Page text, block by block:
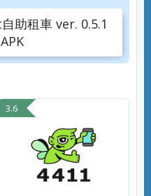
助租車 ver. 0.5.1
APK
3.6